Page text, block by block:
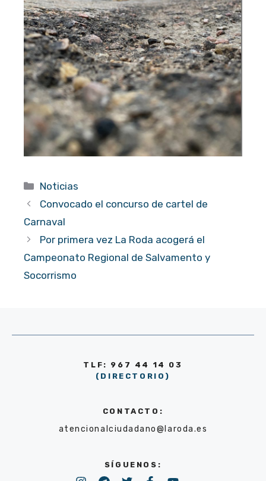
Categorías
Noticias
Convocado el concurso de cartel de
Carnaval
Por primera vez La Roda acogerá el
Campeonato Regional de Salvamento y
Socorrismo
TLF: 967 44 14 03
(DIRECTORIO)
CONTACTO:
atencionalciudadano@laroda.es
SÍGUENOS: